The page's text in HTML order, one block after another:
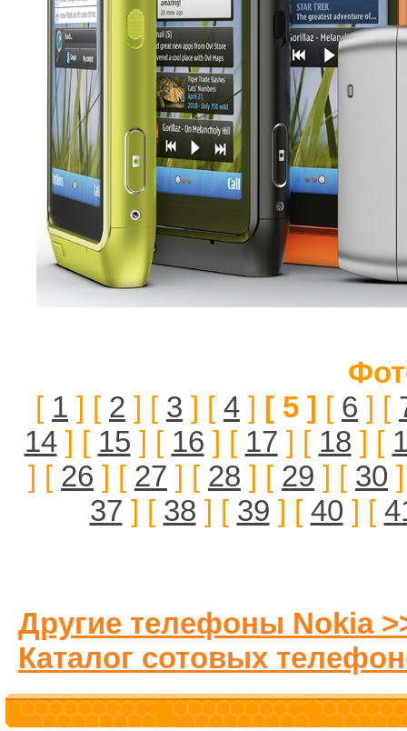
[ 1 ] [ 2 ] [ 3 ] [ 4 ] [ 5 ] [ 6 ] [
14] [ 15 ] [ 16 ] [ 17 ] [ 18 ] [
] [ 26 ] [ 27 ] [ 28 ] [ 29 ] [ 30
37 ] [ 38 ] [ 39 ] [ 40 ] [
Другие телефоны Nokia
Каталог сотовых